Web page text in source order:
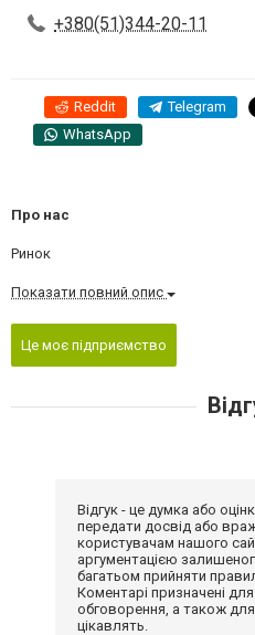
+380(51)344-20-11
Reddit Telegram
WhatsApp
Про нас
Ринок
Показати повний опис
Це моє підприємство
Відгук - це думка або
передати досвід або
користувачам нашого
аргументацією
багатьом прийняти
Коментарі призначені
обговорення, а також
цікавлять.